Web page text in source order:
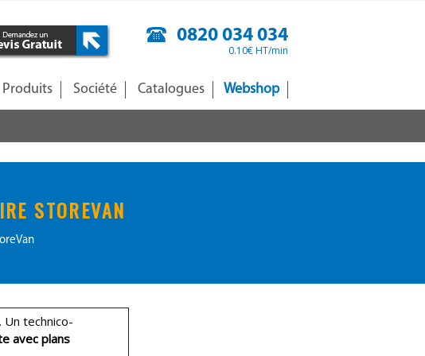
0820 034 034
0.10€ HT/min
Produits Société Catalogues Webshop
STOREVAN
Un technico-
avec plans